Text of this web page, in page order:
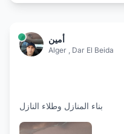
أمين
Alger , Dar El Beida
بناء المنازل وطلاء النازل